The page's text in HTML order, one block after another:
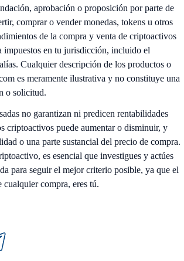
aprobación o proposición por parte de
comprar o vender monedas, tokens u otros
de la compra y venta de criptoactivos
impuestos en tu jurisdicción, incluido el
Cualquier descripción de los productos o
es meramente ilustrativa y no constituye una
o solicitud.
no garantizan ni predicen rentabilidades
criptoactivos puede aumentar o disminuir, y
o una parte sustancial del precio de compra.
es esencial que investigues y actúes
para seguir el mejor criterio posible, ya que el
cualquier compra, eres tú.